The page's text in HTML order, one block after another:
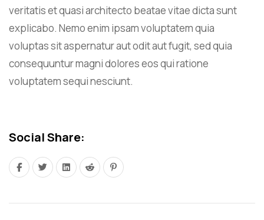
veritatis et quasi architecto beatae vitae dicta sunt
explicabo. Nemo enim ipsam voluptatem quia
voluptas sit aspernatur aut odit aut fugit, sed quia
consequuntur magni dolores eos qui ratione
voluptatem sequi nesciunt.
Social Share: